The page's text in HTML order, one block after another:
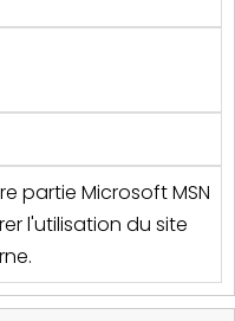
partie Microsoft MSN
l'utilisation du site